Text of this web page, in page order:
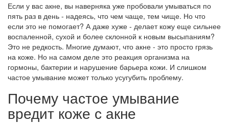
Если у вас акне, вы наверняка уже пробовали умываться по
пять раз в день - надеясь, что чем чаще, тем чище. Но что
если это не помогает? А даже хуже - делает кожу еще сильнее
воспаленной, сухой и более склонной к новым высыпаниям?
Это не редкость. Многие думают, что акне - это просто грязь
на коже. Но на самом деле это реакция организма на
гормоны, бактерии и нарушение барьера кожи. И слишком
частое умывание может только усугубить проблему.
Почему частое умывание
вредит коже с акне